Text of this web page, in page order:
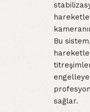
Bu
sağlar.